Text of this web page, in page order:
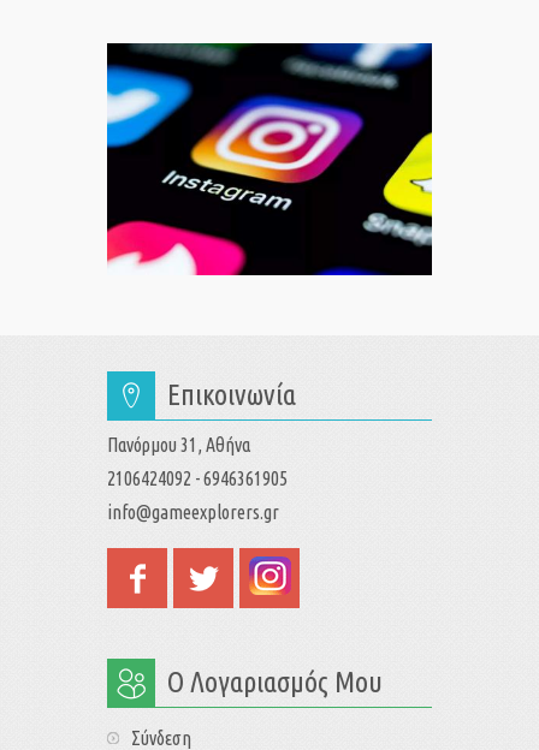
Επικοινωνία
Πανόρμου 31, Αθήνα
2106424092 - 6946361905
info@gameexplorers.gr
Ο Λογαριασμός Μου
Σύνδεση